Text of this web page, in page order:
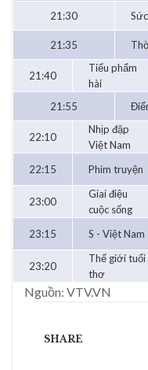
21:30
21:35
21:40
Tiểu phẩm
hài
21:55
22:10
Nhịp đập
Việt Nam
22:15 Phim truyện
23:00
Giai điệu
cuộc sống
23:15 S - Việt Nam
23:20
Thế giới tuổi
thơ
Nguồn: VTV.VN
SHARE